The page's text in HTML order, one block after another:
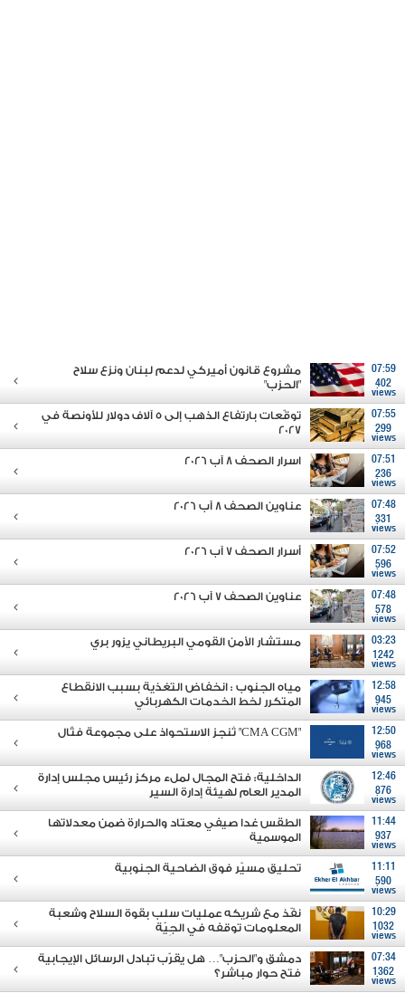
07:59
402
views
مشروع قانون أميركي لدعم لبنان ونزع سلاح
"الحزب"
07:55
299
views
توقّعات بارتفاع الذهب إلى 5 آلاف دولار للأونصة في
2027
07:51
236
views
اسرار الصحف 8 آب 2026
07:48
331
views
عناوين الصحف 8 آب 2026
07:52
596
views
أسرار الصحف 7 آب 2026
07:48
578
views
عناوين الصحف 7 آب 2026
03:23
1242
views
مستشار الأمن القومي البريطاني يزور بري
12:58
945
views
مياه الجنوب : انخفاض التغذية بسبب الانقطاع
المتكرر لخط الخدمات الكهربائي
12:50
968
views
"CMA CGM" تُنجز الاستحواذ على مجموعة فتّال
12:46
876
views
الداخلية: فتح المجال لملء مركز رئيس مجلس إدارة
المدير العام لهيئة إدارة السير
11:44
937
views
الطقس غدا صيفي معتاد والحرارة ضمن معدلاتها
الموسمية
11:11
590
views
تحليق مسيّر فوق الضاحية الجنوبية
10:29
1032
views
نفّذ مع شريكه عمليات سلب بقوة السلاح وشعبة
المعلومات توقفه في الجِيّة
07:34
1362
views
دمشق و"الحزب"… هل يقرّب تبادل الرسائل الإيجابية
فتح حوار مباشر؟